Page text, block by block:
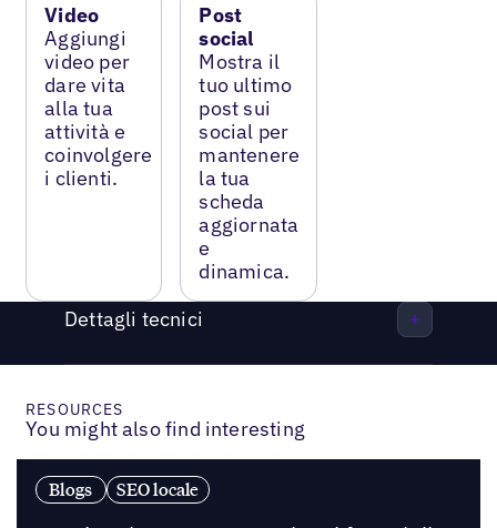
Video
Aggiungi
video per
dare vita
alla tua
attività e
coinvolgere
i clienti.
Post
social
Mostra il
tuo ultimo
post sui
social per
mantenere
la tua
scheda
aggiornata
e
dinamica.
Dettagli tecnici
RESOURCES
You might also find interesting
Blogs SEO locale